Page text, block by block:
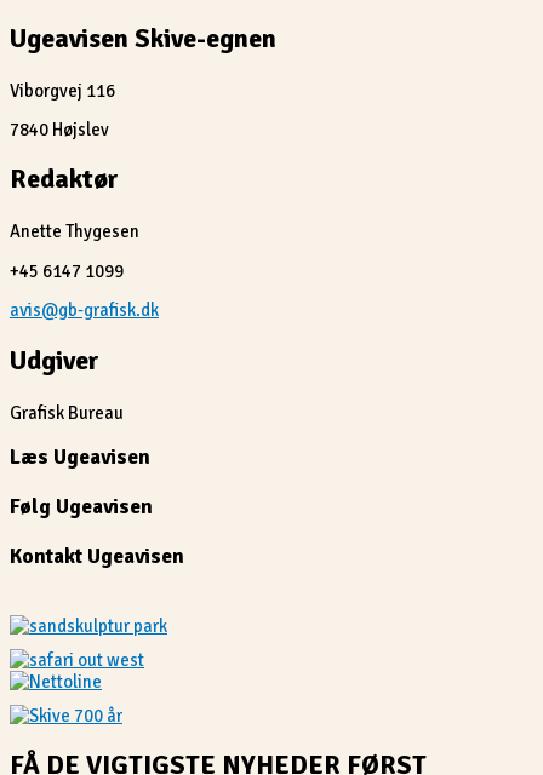
Ugeavisen Skive-egnen
Viborgvej 116
7840 Højslev
Redaktør
Anette Thygesen
+45 6147 1099
avis@gb-grafisk.dk
Udgiver
Grafisk Bureau
Læs Ugeavisen
Følg Ugeavisen
Kontakt Ugeavisen
FÅ DE VIGTIGSTE NYHEDER FØRST